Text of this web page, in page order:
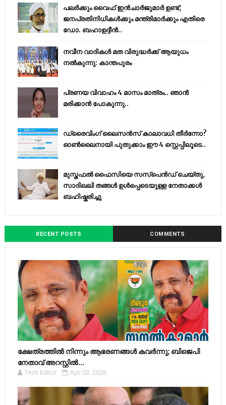
പലർക്കും വൈഫ് ഇൻചാർജുമാർ ഉണ്ട്;
ജനപ്രതിനിധികൾക്കും മന്ത്രിമാർക്കും എതിരെ
ഡോ. ബഹാഉദ്ദീൻ..
നവീന വാദികൾ മത വിരുദ്ധർക്ക് ആയുധം
നൽകുന്നു: കാന്തപുരം
പ്രണയ വിവാഹം 4 മാസം മാത്രം.. ഞാൻ
മരിക്കാൻ പോകുന്നു..
ഡ്രൈവിംഗ് ലൈസൻസ് കാലാവധി തീർന്നോ?
ഓൺലൈനായി പുതുക്കാം ഈ 4 സ്റ്റെപ്പിലൂടെ..
മുസ്തഫൽ ഫൈസിയെ സസ്‌പെൻഡ് ചെയ്തു,
സാദിഖലി തങ്ങൾ ഉൾപ്പെടെയുള്ള നേതാക്കൾ
ബഹിഷ്കരിച്ചു
RECENT POSTS COMMENTS
ക്ഷേത്രത്തിൽ നിന്നും ആഭരണങ്ങൾ കവർന്നു; ബിജെപി
നേതാവ് അറസ്റ്റിൽ...
Tech Editor Apr 03, 2026